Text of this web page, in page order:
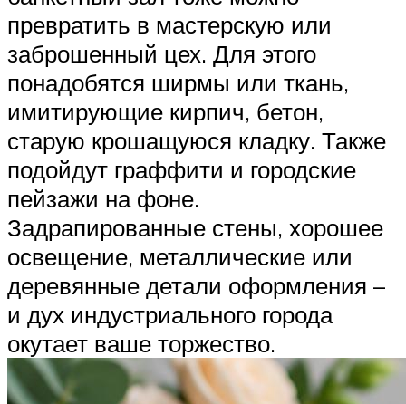
превратить в мастерскую или
заброшенный цех. Для этого
понадобятся ширмы или ткань,
имитирующие кирпич, бетон,
старую крошащуюся кладку. Также
подойдут граффити и городские
пейзажи на фоне.
Задрапированные стены, хорошее
освещение, металлические или
деревянные детали оформления –
и дух индустриального города
окутает ваше торжество.